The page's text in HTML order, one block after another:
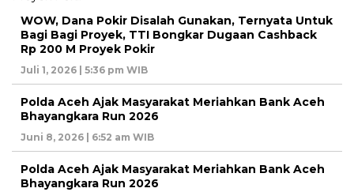
WOW, Dana Pokir Disalah Gunakan, Ternyata Untuk
Bagi Bagi Proyek, TTI Bongkar Dugaan Cashback
Rp 200 M Proyek Pokir
Juli 1, 2026 | 5:36 pm WIB
Polda Aceh Ajak Masyarakat Meriahkan Bank Aceh
Bhayangkara Run 2026
Juni 8, 2026 | 6:52 am WIB
Polda Aceh Ajak Masyarakat Meriahkan Bank Aceh
Bhayangkara Run 2026